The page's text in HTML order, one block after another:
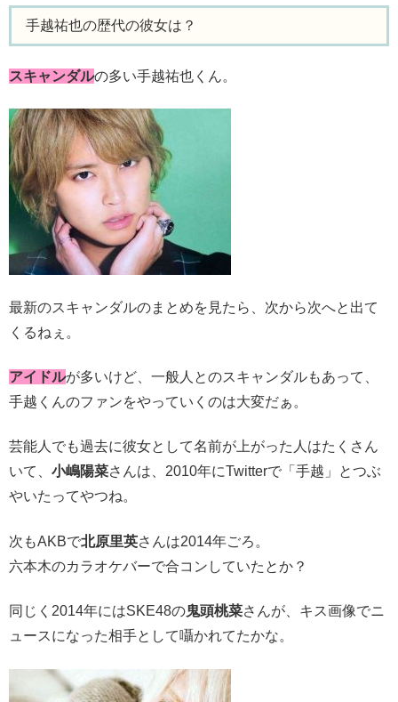
手越祐也の歴代の彼女は？
スキャンダルの多い手越祐也くん。
最新のスキャンダルのまとめを見たら、次から次へと出て
くるねぇ。
アイドルが多いけど、一般人とのスキャンダルもあって、
手越くんのファンをやっていくのは大変だぁ。
芸能人でも過去に彼女として名前が上がった人はたくさん
いて、 小嶋陽菜さんは、2010年にTwitterで「手越」とつぶ
やいたってやつね。
次もAKBで北原里英さんは2014年ごろ。
六本木のカラオケバーで合コンしていたとか？
同じく2014年にはSKE48の鬼頭桃菜さんが、キス画像でニ
ュースになった相手として囁かれてたかな。